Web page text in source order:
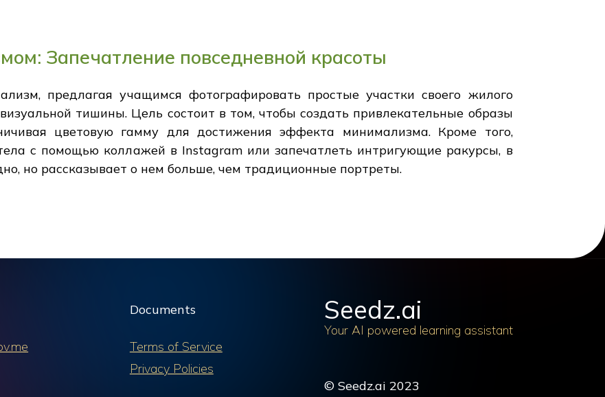
Запечатление повседневной красоты
предлагая учащимся фотографировать простые участки своего жилого
тишины. Цель состоит в том, чтобы создать привлекательные образы
цветовую гамму для достижения эффекта минимализма. Кроме того,
с помощью коллажей в Instagram или запечатлеть интригующие ракурсы, в
но рассказывает о нем больше, чем традиционные портреты.
Documents
Terms of Service
Privacy Policies
Seedz.ai
Your AI powered learning assistant
© Seedz.ai 2023